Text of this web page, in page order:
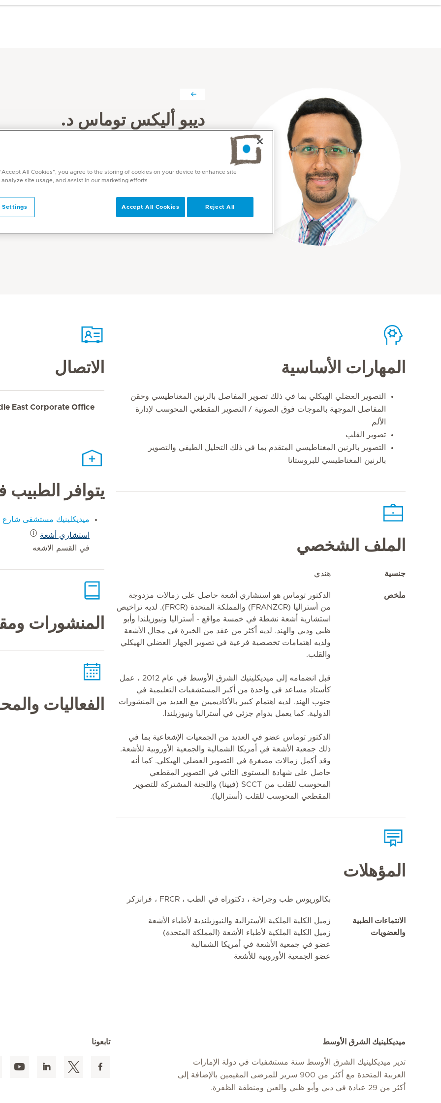
ديبو أليكس توماس د.
اللغات
الإنجليزية, الهندية, المالايالامية
المهارات الأساسية
التصوير العضلي الهيكلي بما في ذلك تصوير المفاصل بالرنين المغناطيسي وحقن
المفاصل الموجهة بالموجات فوق الصوتية / التصوير المقطعي المحوسب لإدارة
الألم
تصوير القلب
التصوير بالرنين المغناطيسي المتقدم بما في ذلك التحليل الطيفي والتصوير
بالرنين المغناطيسي للبروستاتا
الملف الشخصي
جنسية هندي
ملخص
الدكتور توماس هو استشاري أشعة حاصل على زمالات مزدوجة
من أستراليا (FRANZCR) والمملكة المتحدة (FRCR). لديه تراخيص
استشارية أشعة نشطة في خمسة مواقع - أستراليا ونيوزيلندا وأبو
ظبي ودبي والهند. لديه أكثر من عقد من الخبرة في مجال الأشعة
ولديه اهتمامات تخصصية فرعية في تصوير الجهاز العضلي الهيكلي
والقلب.
قبل انضمامه إلى ميديكلينيك الشرق الأوسط في عام 2012 ، عمل
كأستاذ مساعد في واحدة من أكبر المستشفيات التعليمية في
جنوب الهند. لديه اهتمام كبير بالأكاديميين مع العديد من المنشورات
الدولية. كما يعمل بدوام جزئي في أستراليا ونيوزيلندا.
الدكتور توماس عضو في العديد من الجمعيات الإشعاعية بما في
ذلك جمعية الأشعة في أمريكا الشمالية والجمعية الأوروبية للأشعة.
وقد أكمل زمالات مصغرة في التصوير العضلي الهيكلي. كما أنه
حاصل على شهادة المستوى الثاني في التصوير المقطعي
المحوسب للقلب من SCCT (فيينا) واللجنة المشتركة للتصوير
المقطعي المحوسب للقلب (أستراليا).
المؤهلات
بكالوريوس طب وجراحة ، دكتوراه في الطب ، FRCR ، فرانزكر
الانتماءات الطبية
والعضويات
زميل الكلية الملكية الأسترالية والنيوزيلندية لأطباء الأشعة
زميل الكلية الملكية لأطباء الأشعة (المملكة المتحدة)
عضو في جمعية الأشعة في أمريكا الشمالية
عضو الجمعية الأوروبية للأشعة
الاتصال
East Corporate Office
يتوافر الطبيب
ميديكلينيك مستشفى شارع
استشاري أشعة
في القسم الاشعه
المنشورات
الفعاليات
ميديكلينيك الشرق الأوسط
تدير ميديكلينيك الشرق الأوسط ستة مستشفيات في دولة الإمارات
العربية المتحدة مع أكثر من 900 سرير للمرضى المقيمين بالإضافة إلى
أكثر من 29 عيادة في دبي وأبو ظبي والعين ومنطقة الظفرة.
تابعونا
All Cookies”, you agree to the storing of cookies on your device to enhance site
analyze site usage, and assist in our marketing efforts.
Settings Reject All
Accept All Cookies